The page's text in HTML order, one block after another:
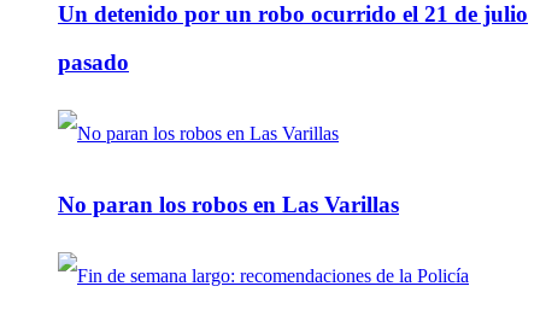
Un detenido por un robo ocurrido el 21 de julio
pasado
No paran los robos en Las Varillas